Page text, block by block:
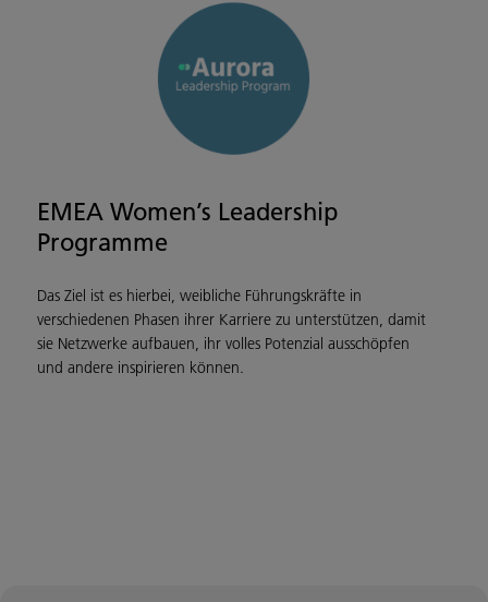
EMEA Women’s Leadership
Programme
Das Ziel ist es hierbei, weibliche Führungskräfte in
verschiedenen Phasen ihrer Karriere zu unterstützen, damit
sie Netzwerke aufbauen, ihr volles Potenzial ausschöpfen
und andere inspirieren können.